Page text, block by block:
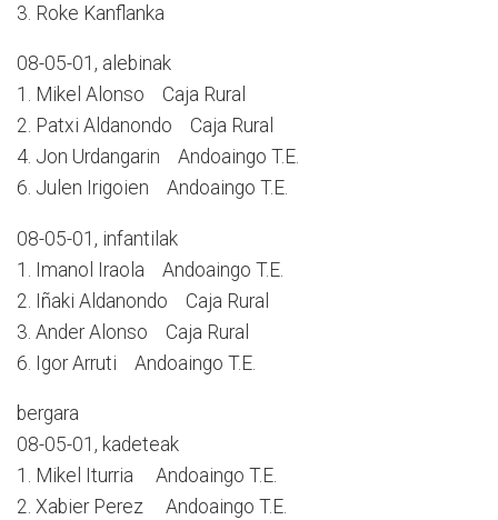
3. Roke Kanflanka
08-05-01, alebinak
1. Mikel Alonso Caja Rural
2. Patxi Aldanondo Caja Rural
4. Jon Urdangarin Andoaingo T.E.
6. Julen Irigoien Andoaingo T.E.
08-05-01, infantilak
1. Imanol Iraola Andoaingo T.E.
2. Iñaki Aldanondo Caja Rural
3. Ander Alonso Caja Rural
6. Igor Arruti Andoaingo T.E.
bergara
08-05-01, kadeteak
1. Mikel Iturria Andoaingo T.E.
2. Xabier Perez Andoaingo T.E.